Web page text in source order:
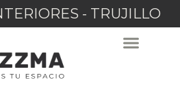
- TRUJILLO